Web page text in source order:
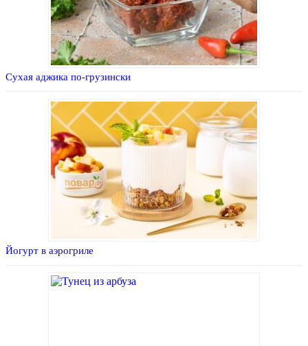
Сухая аджика по-грузински
Йогурт в аэрогриле